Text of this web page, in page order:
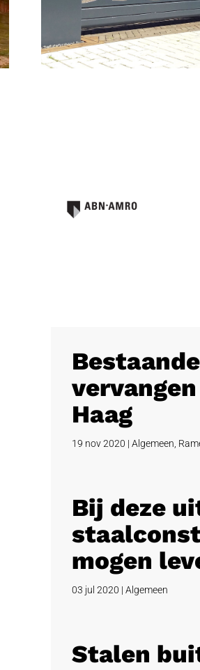
Haag
19 nov 2020 | Algemeen
Bij deze
mogen
03 jul 2020 | Algemeen
Stalen